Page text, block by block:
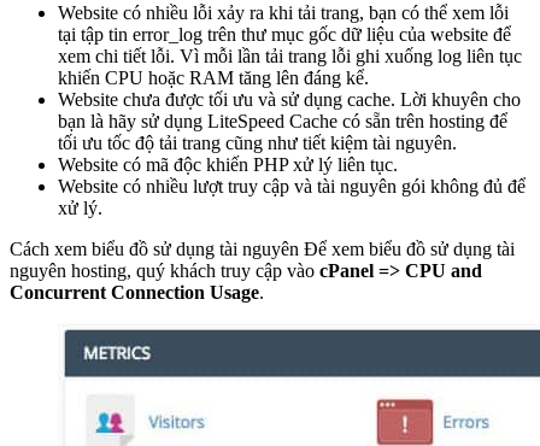
Website có nhiều lỗi xảy ra khi tải trang, bạn có thể xem lỗi
tại tập tin error_log trên thư mục gốc dữ liệu của website để
xem chi tiết lỗi. Vì mỗi lần tải trang lỗi ghi xuống log liên tục
khiến CPU hoặc RAM tăng lên đáng kể.
Website chưa được tối ưu và sử dụng cache. Lời khuyên cho
bạn là hãy sử dụng LiteSpeed Cache có sẵn trên hosting để
tối ưu tốc độ tải trang cũng như tiết kiệm tài nguyên.
Website có mã độc khiến PHP xử lý liên tục.
Website có nhiều lượt truy cập và tài nguyên gói không đủ để
xử lý.
Cách xem biểu đồ sử dụng tài nguyên Để xem biểu đồ sử dụng tài
nguyên hosting, quý khách truy cập vào cPanel => CPU and
Concurrent Connection Usage.